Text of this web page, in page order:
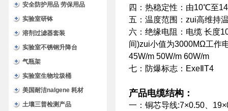
安全防护用品 劳保用品
实验室研钵
溶剂过滤器套装
实验室不锈钢升降台
气瓶架
实验室生物垃圾桶
美国耐洁nalgene 耗材
土壤三普检测产品
四：热稳定性：由10℃至
五：温度范围：zui高维
六：绝缘电阻：电缆 长度
间)zui小值为3000MΩ工作
45W/m 50W/m 60W/m
七：防爆标志：ExeⅡT4
产品电缆结构：
一：铜芯导线:7×0.50、